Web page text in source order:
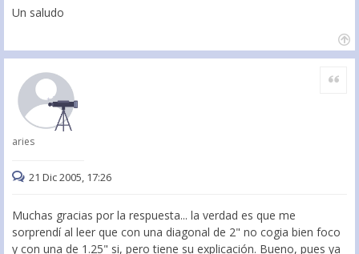
Un saludo
aries
Citar
21 Dic 2005, 17:26
Muchas gracias por la respuesta... la verdad es que me
sorprendí al leer que con una diagonal de 2" no cogia bien foco
y con una de 1.25" si, pero tiene su explicación. Bueno, pues ya